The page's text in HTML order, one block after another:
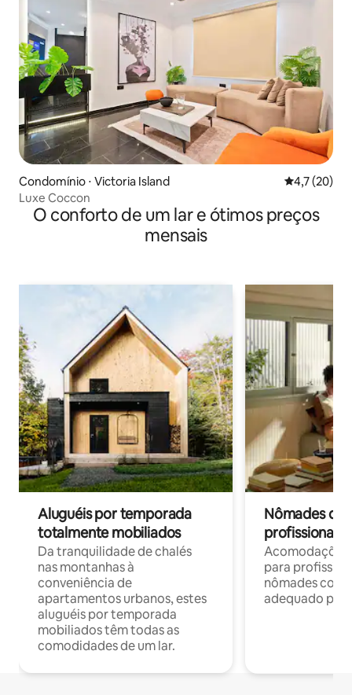
Condomínio ⋅ Victoria Island 4,7 de uma
4,7 (20)
Luxe Coccon
O conforto de um lar e ótimos preços
mensais
Aluguéis por temporada
totalmente mobiliados
Da tranquilidade de chalés
nas montanhas à
conveniência de
apartamentos urbanos, estes
aluguéis por temporada
mobiliados têm todas as
comodidades de um lar.
Nômades
profissionais
para
nômades com
adequado